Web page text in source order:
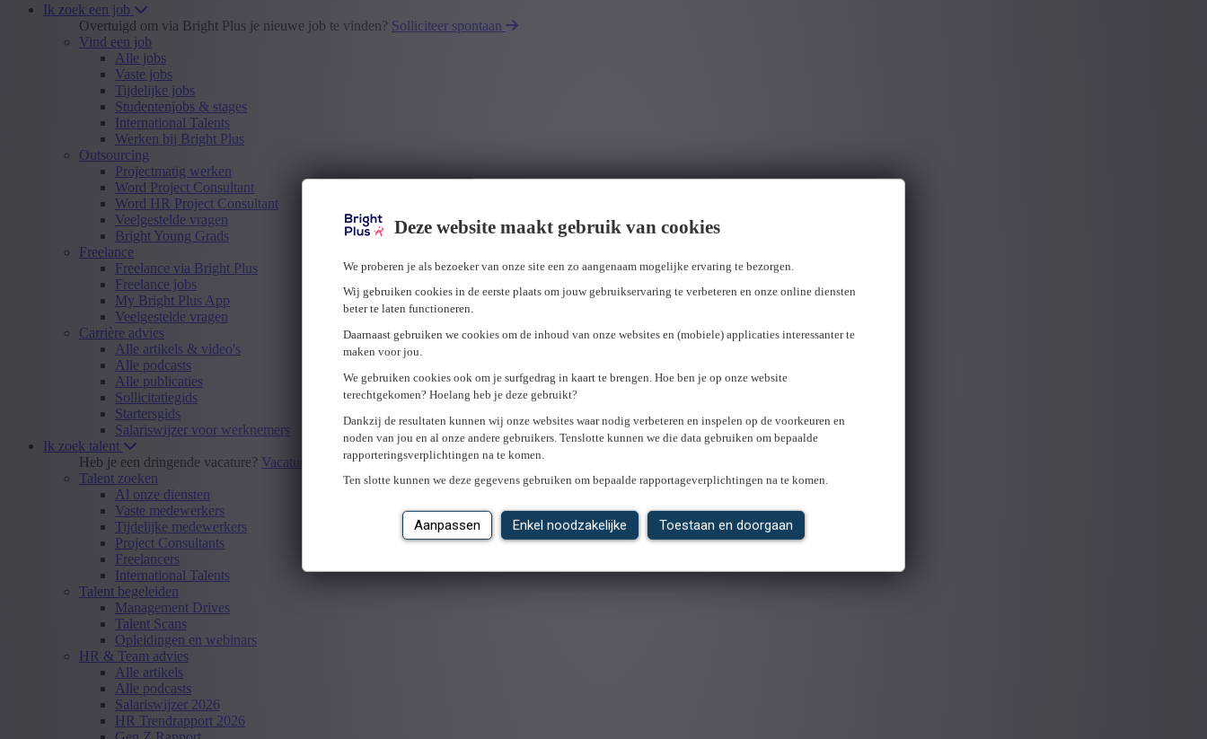
Deze website maakt gebruik van cookies
We proberen je als bezoeker van onze site een zo aangenaam mogelijke ervaring te bezorgen.
Wij gebruiken cookies in de eerste plaats om jouw gebruikservaring te verbeteren en onze online diensten
beter te laten functioneren.
Daarnaast gebruiken we cookies om de inhoud van onze websites en (mobiele) applicaties interessanter te
maken voor jou.
We gebruiken cookies ook om je surfgedrag in kaart te brengen. Hoe ben je op onze website
terechtgekomen? Hoelang heb je deze gebruikt?
Dankzij de resultaten kunnen wij onze websites waar nodig verbeteren en inspelen op de voorkeuren en
noden van jou en al onze andere gebruikers. Tenslotte kunnen we die data gebruiken om bepaalde
rapporteringsverplichtingen na te komen.
Ten slotte kunnen we deze gegevens gebruiken om bepaalde rapportageverplichtingen na te komen.
Aanpassen Enkel noodzakelijke Toestaan en doorgaan
Ik zoek een job
Overtuigd om via Bright Plus je nieuwe job te vinden? Solliciteer spontaan
Vind een job
Alle jobs
Vaste jobs
Tijdelijke jobs
Studentenjobs & stages
International Talents
Werken bij Bright Plus
Outsourcing
Projectmatig werken
Word Project Consultant
Word HR Project Consultant
Veelgestelde vragen
Bright Young Grads
Freelance
Freelance via Bright Plus
Freelance jobs
My Bright Plus App
Veelgestelde vragen
Carrière advies
Alle artikels & video's
Alle podcasts
Alle publicaties
Sollicitatiegids
Startersgids
Salariswijzer voor werknemers
Ik zoek talent
Heb je een dringende vacature? Vacature insturen
Talent zoeken
Al onze diensten
Vaste medewerkers
Tijdelijke medewerkers
Project Consultants
Freelancers
International Talents
Talent begeleiden
Management Drives
Talent Scans
Opleidingen en webinars
HR & Team advies
Alle artikels
Alle podcasts
Salariswijzer 2026
HR Trendrapport 2026